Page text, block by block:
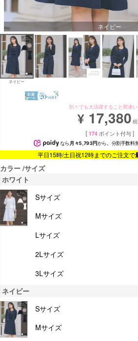
ネイビー
ネイビー
別々でも大活躍すること間違
¥ 17,380
[ 174 ポイント付与 ]
なら 月々5,793円から。分割手数料
平日15時/土日祝12時までのご注文で
カラー サイズ
ホワイト
Sサイズ
Mサイズ
Lサイズ
2Lサイズ
3Lサイズ
ネイビー
Sサイズ
Mサイズ